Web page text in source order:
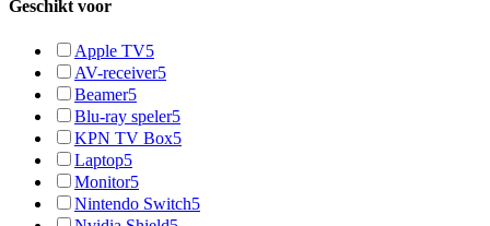
Geschikt voor
Apple TV5
AV-receiver5
Beamer5
Blu-ray speler5
KPN TV Box5
Laptop5
Monitor5
Nintendo Switch5